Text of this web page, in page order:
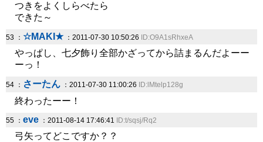
つきをよくしらべたら
できた～
53 ： ☆MAKI★：2011-07-30 10:50:26 ID:O9A1sRhxeA
やっぱし、七夕飾り全部かざってから詰まるんだよーー
ーっ！
54 ： さーたん ：2011-07-30 11:00:26 ID:lMtelp128g
終わったーー！
55 ： eve ：2011-08-14 17:46:41 ID:t/sqsj/Rq2
弓矢ってどこですか？？